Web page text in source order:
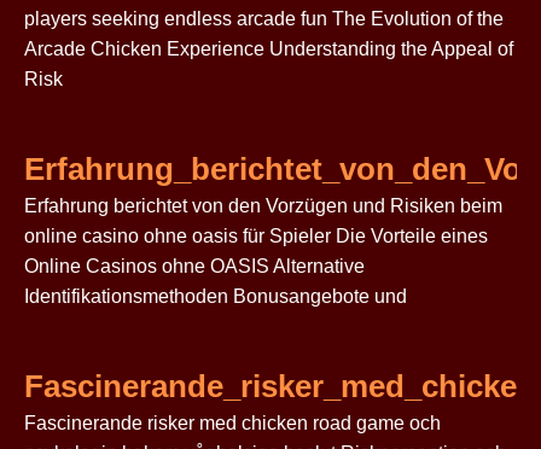
players seeking endless arcade fun The Evolution of the
Arcade Chicken Experience Understanding the Appeal of
Risk
Erfahrung berichtet von den Vorzügen und Risiken beim
online casino ohne oasis für Spieler Die Vorteile eines
Online Casinos ohne OASIS Alternative
Identifikationsmethoden Bonusangebote und
Fascinerande risker med chicken road game och